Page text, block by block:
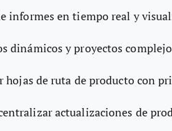
informes en tiempo real y
dinámicos y proyectos
hojas de ruta de producto con
actualizaciones de